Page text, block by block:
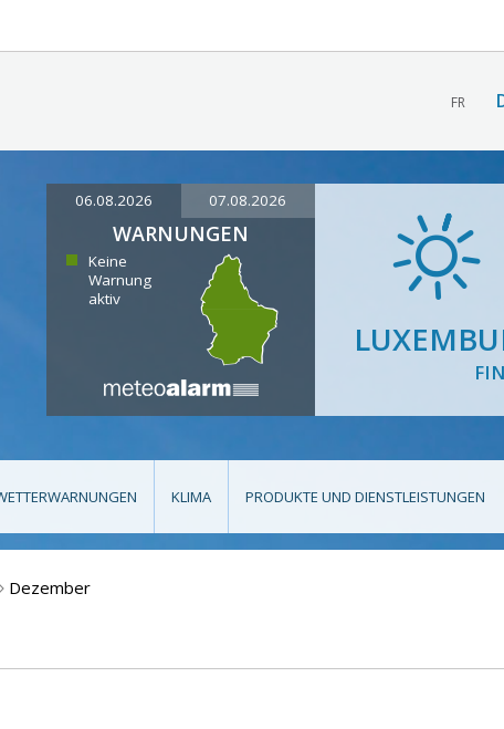
FR
06.08.2026 07.08.2026
WARNUNGEN
Keine
Warnung
aktiv
KLIMA PRODUKTE UND DIENSTLEISTUNGEN
> Dezember